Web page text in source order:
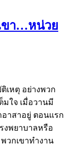
ขา…หน่วย
เหตุ อย่างพวก
ใจ เมื่อวานมี
าสาอยู่ ตอนแรก
งพยาบาลหรือ
วกเขาทำงาน